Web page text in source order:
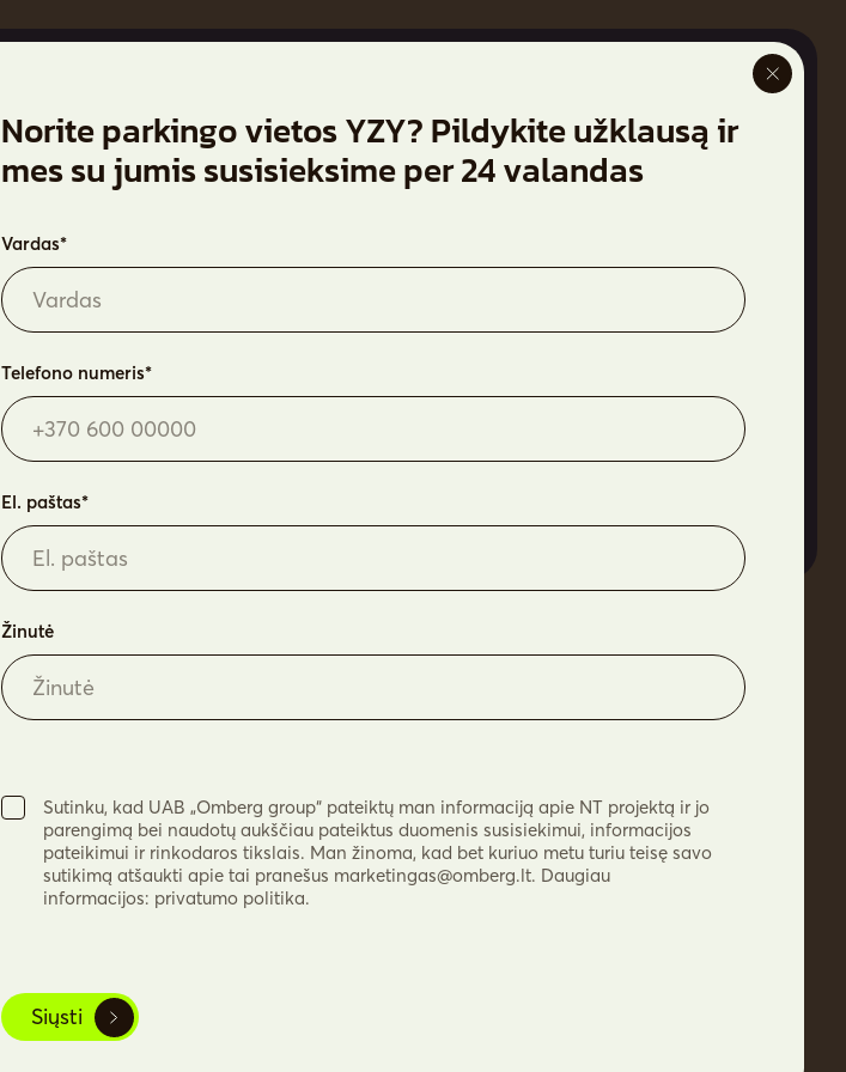
Butai
Parkingas
Apie projektą
Galerija
Atvirų durų dienos
+370 682 11050
Norite parkingo vietos YZY? Pildykite užklausą ir
mes su jumis susisieksime per 24 valandas
Vardas*
Telefono numeris*
El. paštas*
Žinutė
Sutinku, kad UAB „Omberg group“ pateiktų man informaciją apie NT projektą ir jo
parengimą bei naudotų aukščiau pateiktus duomenis susisiekimui, informacijos
pateikimui ir rinkodaros tikslais. Man žinoma, kad bet kuriuo metu turiu teisę savo
sutikimą atšaukti apie tai pranešus marketingas@omberg.lt. Daugiau
informacijos: privatumo politika.
Siųsti